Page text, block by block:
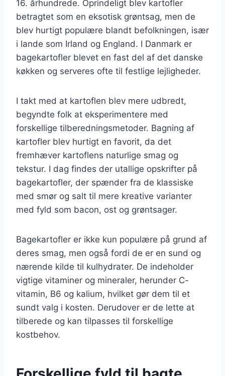
16. århundrede. Oprindeligt blev kartofler
betragtet som en eksotisk grøntsag, men de
blev hurtigt populære blandt befolkningen, især
i lande som Irland og England. I Danmark er
bagekartofler blevet en fast del af det danske
køkken og serveres ofte til festlige lejligheder.
I takt med at kartoflen blev mere udbredt,
begyndte folk at eksperimentere med
forskellige tilberedningsmetoder. Bagning af
kartofler blev hurtigt en favorit, da det
fremhæver kartoflens naturlige smag og
tekstur. I dag findes der utallige opskrifter på
bagekartofler, der spænder fra de klassiske
med smør og salt til mere kreative varianter
med fyld som bacon, ost og grøntsager.
Bagekartofler er ikke kun populære på grund af
deres smag, men også fordi de er en sund og
nærende kilde til kulhydrater. De indeholder
vigtige vitaminer og mineraler, herunder C-
vitamin, B6 og kalium, hvilket gør dem til et
sundt valg i kosten. Derudover er de lette at
tilberede og kan tilpasses til forskellige
kostbehov.